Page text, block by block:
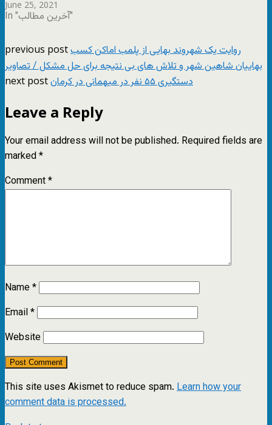
June 25, 2021
In "آخرین مطالب"
previous postروایت یک شهروند بهایی از پلمب اماکن کسب
بهاییان شاهین شهر و تلاش های بی نتیجه برای حل مشکل / تصاویر
next post دستگیری ۵۵ نفر در میهمانی در کرمان
Leave a Reply
Your email address will not be published. Required fields are
marked*
Comment*
Name*
Email*
Website
This site uses Akismet to reduce spam. Learn how your
comment data is processed.